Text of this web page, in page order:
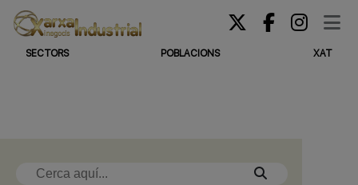
SECTORS POBLACIONS XAT